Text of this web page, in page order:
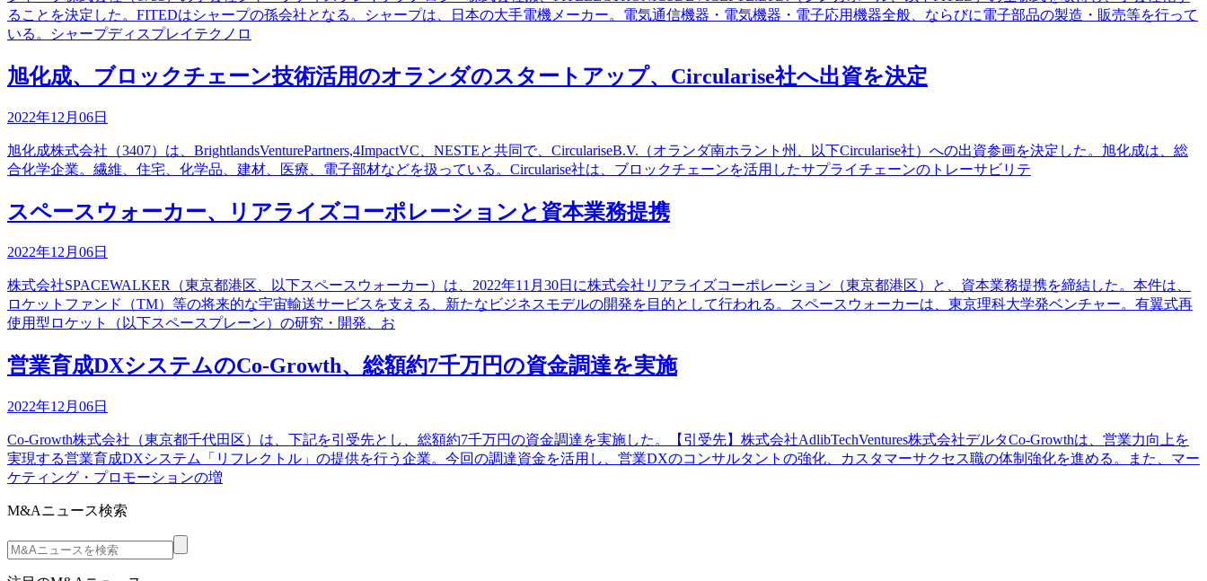
ることを決定した。FITEDはシャープの孫会社となる。シャープは、日本の大手電機メーカー。電気通信機器・電気機器・電子応用機器全般、ならびに電子部品の製造・販売等を行って
いる。シャープディスプレイテクノロ
旭化成、ブロックチェーン技術活用のオランダのスタートアップ、Circularise社へ出資を決定
2022年12月06日
旭化成株式会社（3407）は、BrightlandsVenturePartners,4ImpactVC、NESTEと共同で、CirculariseB.V.（オランダ南ホラント州、以下Circularise社）への出資参画を決定した。旭化成は、総
合化学企業。繊維、住宅、化学品、建材、医療、電子部材などを扱っている。Circularise社は、ブロックチェーンを活用したサプライチェーンのトレーサビリテ
スペースウォーカー、リアライズコーポレーションと資本業務提携
2022年12月06日
株式会社SPACEWALKER（東京都港区、以下スペースウォーカー）は、2022年11月30日に株式会社リアライズコーポレーション（東京都港区）と、資本業務提携を締結した。本件は、
ロケットファンド（TM）等の将来的な宇宙輸送サービスを支える、新たなビジネスモデルの開発を目的として行われる。スペースウォーカーは、東京理科大学発ベンチャー。有翼式再
使用型ロケット（以下スペースプレーン）の研究・開発、お
営業育成DXシステムのCo-Growth、総額約7千万円の資金調達を実施
2022年12月06日
Co-Growth株式会社（東京都千代田区）は、下記を引受先とし、総額約7千万円の資金調達を実施した。【引受先】株式会社AdlibTechVentures株式会社デルタCo-Growthは、営業力向上を
実現する営業育成DXシステム「リフレクトル」の提供を行う企業。今回の調達資金を活用し、営業DXのコンサルタントの強化、カスタマーサクセス職の体制強化を進める。また、マー
ケティング・プロモーションの増
M&Aニュース検索